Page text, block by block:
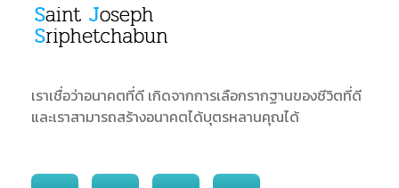
เราเชื่อว่าอนาคตที่ดี เกิดจากการเลือกรากฐานของชีวิตที่ดี
และเราสามารถสร้างอนาคตได้บุตรหลานคุณได้